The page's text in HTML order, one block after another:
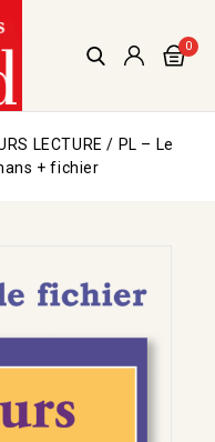
0
LECTURE / PL – Le
+ fichier